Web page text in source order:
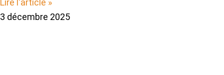
Lire l'article »
3 décembre 2025